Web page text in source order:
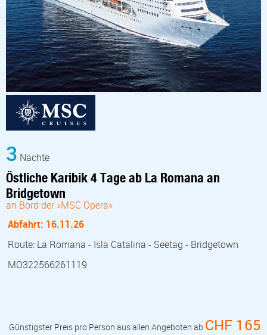
3 Nächte
Östliche Karibik 4 Tage ab La Romana an
Bridgetown
an Bord der »MSC Opera«
Abfahrt: 16.11.26
Route: La Romana - Isla Catalina - Seetag - Bridgetown
MO322566261119
Günstigster Preis pro Person aus allen Angeboten ab CHF 165